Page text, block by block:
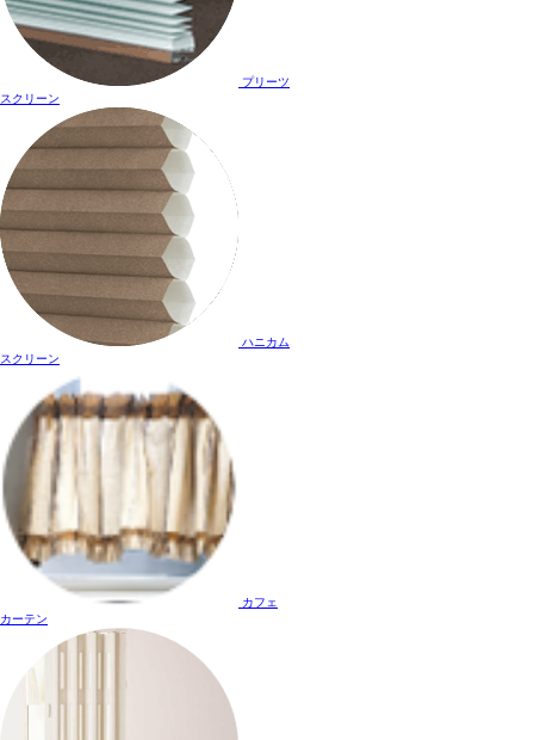
プリーツ
スクリーン
ハニカム
スクリーン
カフェ
カーテン